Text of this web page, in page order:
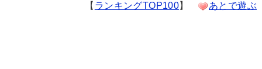
【 ランキングTOP100】 あとで遊ぶ